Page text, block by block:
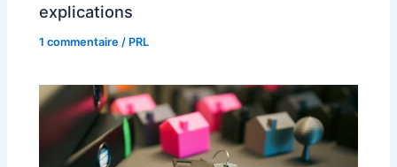
explications
1 commentaire / PRL